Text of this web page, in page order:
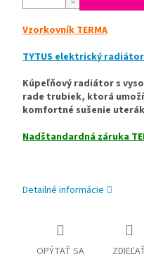
Vzorkovník TERMA
TYTUS elektrický radiátor
Kúpeľňový radiátor s
rade trubiek, ktorá
komfortné sušenie
Nadštandardná záruka
Detailné informácie
OPÝTAŤ SA